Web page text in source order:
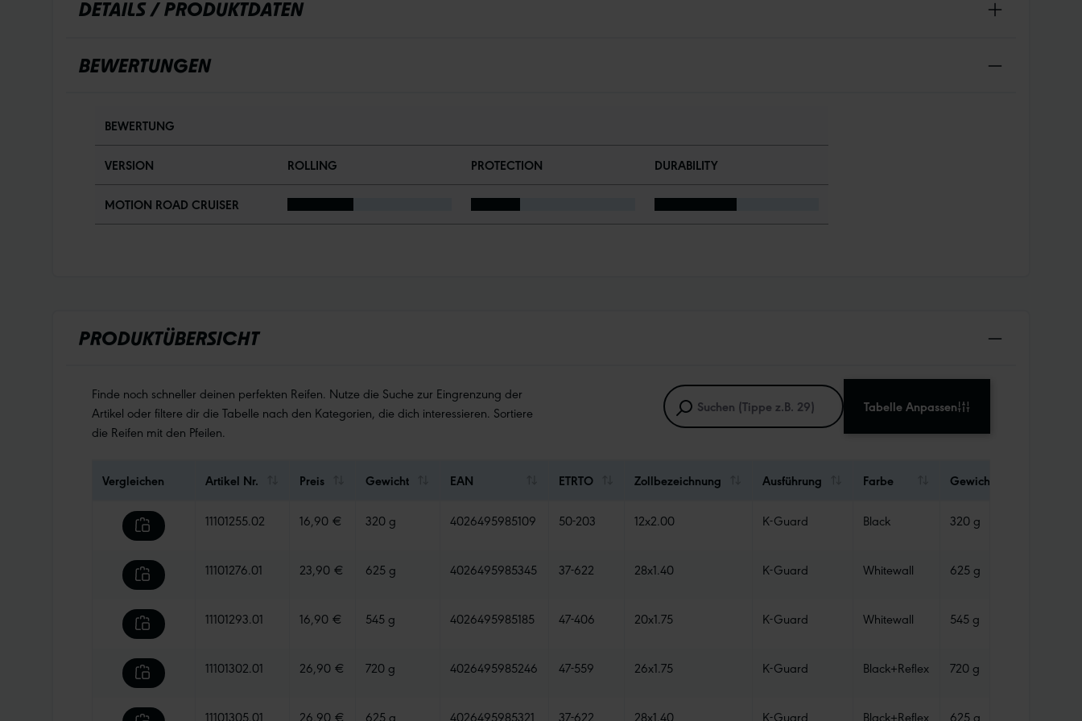
DETAILS / PRODUKTDATEN
BEWERTUNGEN
BEWERTUNG
VERSION ROLLING PROTECTION DURABILITY
MOTION ROAD CRUISER
PRODUKTÜBERSICHT
Finde noch schneller deinen perfekten Reifen. Nutze die Suche zur Eingrenzung der
Artikel oder filtere dir die Tabelle nach den Kategorien, die dich interessieren. Sortiere
die Reifen mit den Pfeilen.
Tabelle Anpassen
Vergleichen Artikel Nr. Preis Gewicht EAN ETRTO Zollbezeichnung Ausführung Farbe Gewicht
11101255.02 16,90 € 320 g 4026495985109 50-203 12x2.00 K-Guard Black 320 g
11101276.01 23,90 € 625 g 4026495985345 37-622 28x1.40 K-Guard Whitewall 625 g
11101293.01 16,90 € 545 g 4026495985185 47-406 20x1.75 K-Guard Whitewall 545 g
11101302.01 26,90 € 720 g 4026495985246 47-559 26x1.75 K-Guard Black+Reflex 720 g
11101305.01 26,90 € 625 g 4026495985321 37-622 28x1.40 K-Guard Black+Reflex 625 g